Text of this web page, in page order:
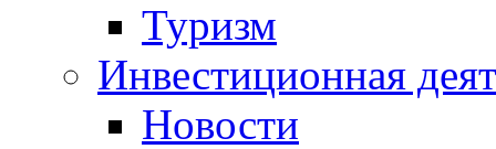
Туризм
Инвестиционная
Новости